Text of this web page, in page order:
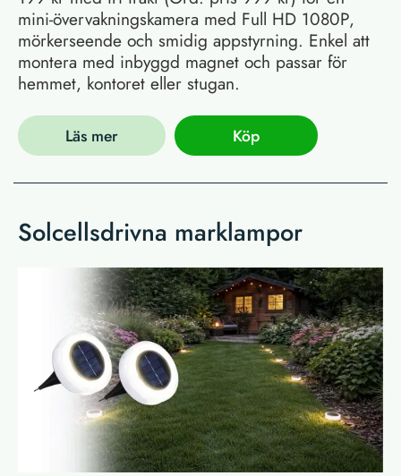
mini-övervakningskamera med Full HD 1080P,
mörkerseende och smidig appstyrning. Enkel att
montera med inbyggd magnet och passar för
hemmet, kontoret eller stugan.
Läs mer Köp
Solcellsdrivna marklampor